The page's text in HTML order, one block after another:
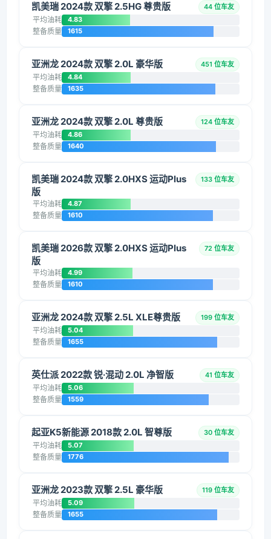
凯美瑞 2024款 双擎 2.5HG 尊贵版 44 位车友
平均油耗 4.83
整备质量 1615
亚洲龙 2024款 双擎 2.0L 豪华版 451 位车友
平均油耗 4.84
整备质量 1635
亚洲龙 2024款 双擎 2.0L 尊贵版 124 位车友
平均油耗 4.86
整备质量 1640
凯美瑞 2024款 双擎 2.0HXS 运动Plus
版
133 位车友
平均油耗 4.87
整备质量 1610
凯美瑞 2026款 双擎 2.0HXS 运动Plus
版
72 位车友
平均油耗 4.99
整备质量 1610
亚洲龙 2024款 双擎 2.5L XLE尊贵版 199 位车友
平均油耗 5.04
整备质量 1655
英仕派 2022款 锐·混动 2.0L 净智版 41 位车友
平均油耗 5.06
整备质量 1559
起亚K5新能源 2018款 2.0L 智尊版 30 位车友
平均油耗 5.07
整备质量 1776
亚洲龙 2023款 双擎 2.5L 豪华版 119 位车友
平均油耗 5.09
整备质量 1655